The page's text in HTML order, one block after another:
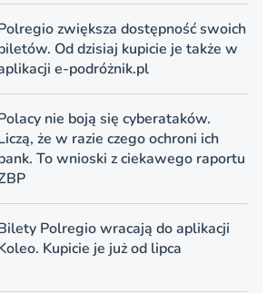
zwiększa dostępność swoich
Od dzisiaj kupicie je także w
e-podróżnik.pl
nie boją się cyberataków.
że w razie czego ochroni ich
To wnioski z ciekawego raportu
Polregio wracają do aplikacji
Kupicie je już od lipca